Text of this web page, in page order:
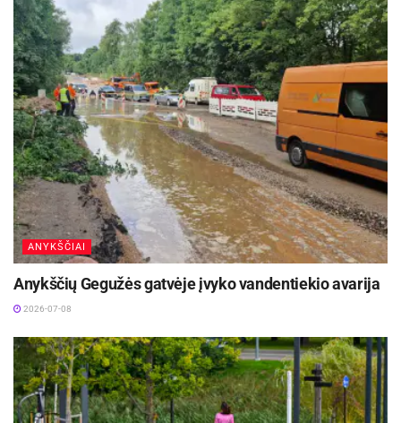
ANYKŠČIAI
Anykščių Gegužės gatvėje įvyko vandentiekio avarija
2026-07-08